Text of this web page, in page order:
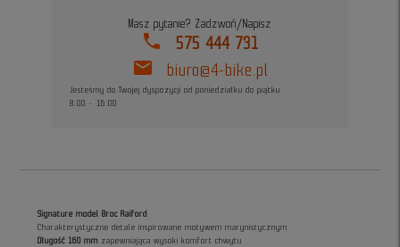
Masz pytanie? Zadzwoń/Napisz
phone 575 444 731
mail biuro@4-bike.pl
Jesteśmy do Twojej dyspozycji od poniedziałku do piątku
8:00 - 16:00
Signature model Broc Raiford
Charakterystyczne detale inspirowane motywem marynistycznym
Długość 160 mm zapewniająca wysoki komfort chwytu